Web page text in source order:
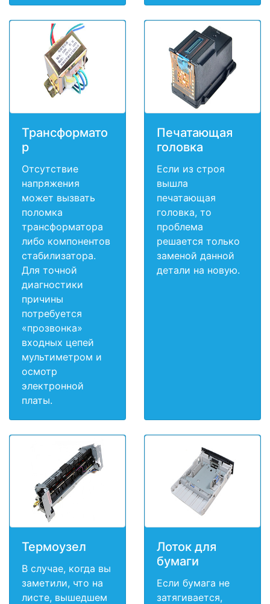
Трансформато
р
Отсутствие
напряжения
может вызвать
поломка
трансформатора
либо компонентов
стабилизатора.
Для точной
диагностики
причины
потребуется
«прозвонка»
входных цепей
мультиметром и
осмотр
электронной
платы.
Печатающая
головка
Если из строя
вышла
печатающая
головка, то
проблема
решается только
заменой данной
детали на новую.
Термоузел
В случае, когда вы
заметили, что на
листе, вышедшем
Лоток для
бумаги
Если бумага не
затягивается,